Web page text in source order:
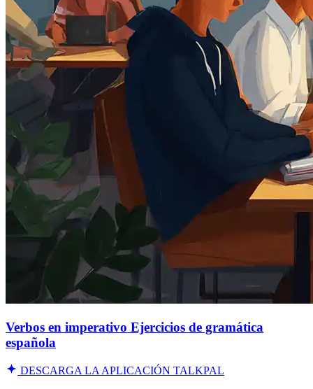
Verbos en imperativo Ejercicios de gramática
española
DESCARGA LA APLICACIÓN TALKPAL